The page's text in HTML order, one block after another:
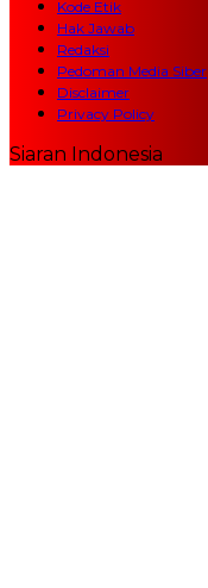
Kode Etik
Hak Jawab
Redaksi
Pedoman Media Siber
Disclaimer
Privacy Policy
Siaran Indonesia